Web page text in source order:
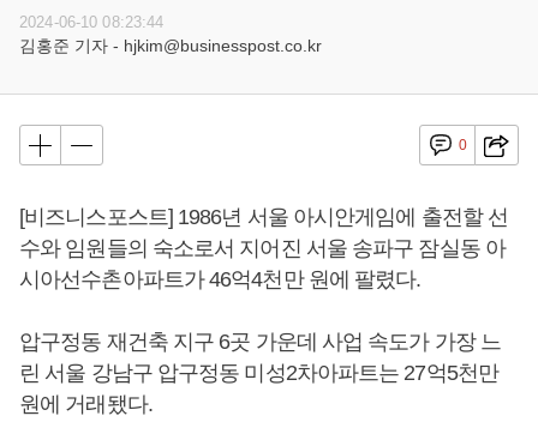
2024-06-10 08:23:44
김홍준 기자 - hjkim@businesspost.co.kr
0
[비즈니스포스트] 1986년 서울 아시안게임에 출전할 선
수와 임원들의 숙소로서 지어진 서울 송파구 잠실동 아
시아선수촌아파트가 46억4천만 원에 팔렸다.
압구정동 재건축 지구 6곳 가운데 사업 속도가 가장 느
린 서울 강남구 압구정동 미성2차아파트는 27억5천만
원에 거래됐다.